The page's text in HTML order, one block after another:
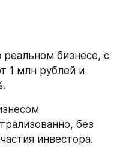
реальном бизнесе, с
1 млн рублей и
без
инвестора.